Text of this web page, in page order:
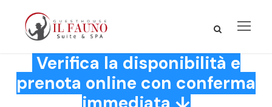
Verifica la disponibilità e
prenota online con conferma